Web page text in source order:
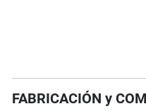
FABRICACIÓN y